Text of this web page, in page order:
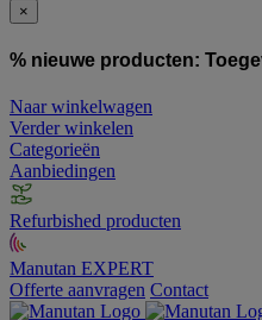
×
% nieuwe producten:
Naar winkelwagen
Verder winkelen
Categorieën
Aanbiedingen
Refurbished producten
Manutan EXPERT
Offerte aanvragen Contact